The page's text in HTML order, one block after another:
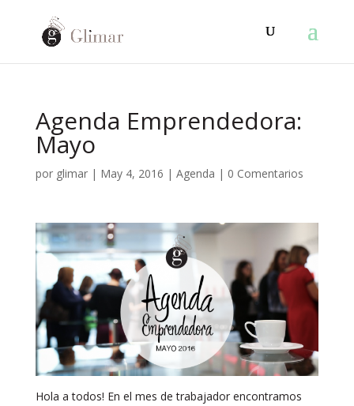
Agenda Emprendedora:
Mayo
por glimar| May 4, 2016 | Agenda | 0 Comentarios
Hola a todos! En el mes de trabajador encontramos